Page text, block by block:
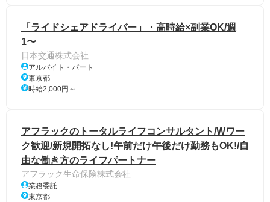
「ライドシェアドライバー」・高時給×副業OK/週
1〜
日本交通株式会社
アルバイト・パート
東京都
時給2,000円～
アフラックのトータルライフコンサルタント/Wワー
ク歓迎/新規開拓なし!午前だけ午後だけ勤務もOK!/自
由な働き方のライフパートナー
アフラック生命保険株式会社
業務委託
東京都